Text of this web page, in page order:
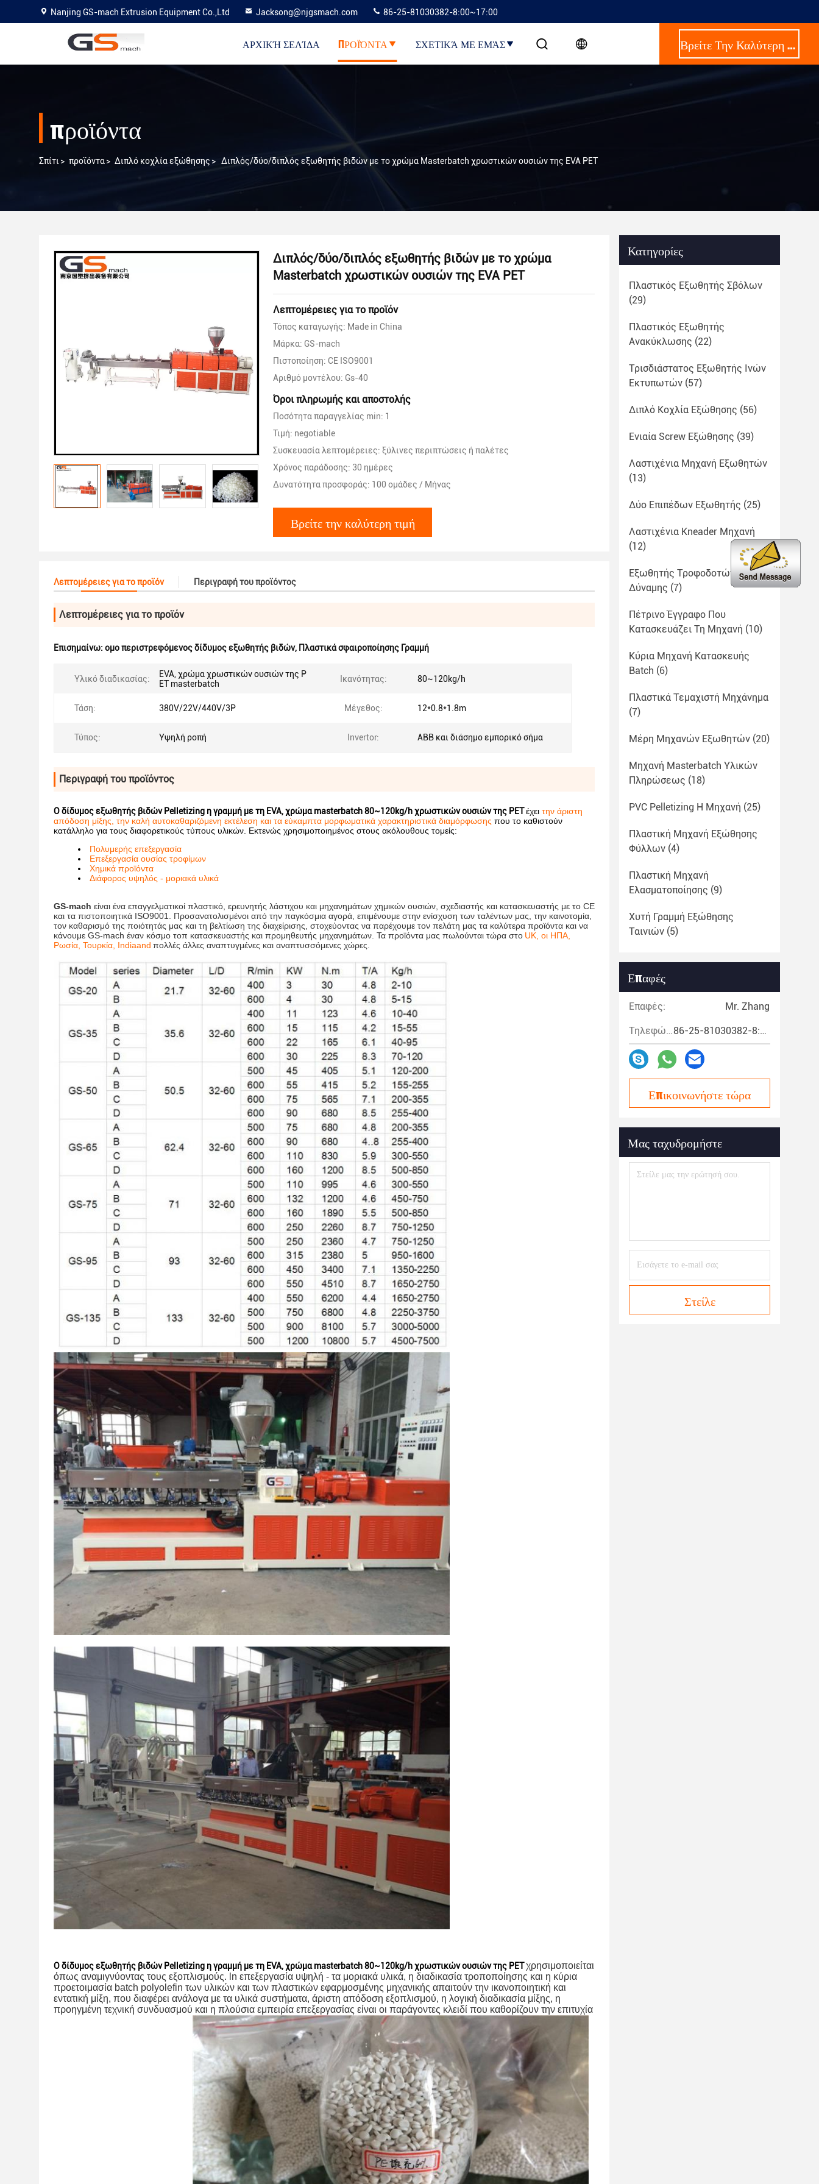
Nanjing GS-mach Extrusion Equipment Co.,Ltd Jacksong@njgsmach.com 86-25-81030382-8:00~17:00
ΑΡΧΙΚΉ ΣΕΛΊΔΑ ΠΡΟΪΌΝΤΑ ΣΧΕΤΙΚΆ ΜΕ ΕΜΆΣ Βρείτε Την Καλύτερη Τιμή
προϊόντα
Σπίτι > προϊόντα> Διπλό κοχλία εξώθησης > Διπλός/δύο/διπλός εξωθητής βιδών με το χρώμα Masterbatch χρωστικών ουσιών της EVA PET
Διπλός/δύο/διπλός εξωθητής βιδών με το χρώμα
Masterbatch χρωστικών ουσιών της EVA PET
Λεπτομέρειες για το προϊόν
Τόπος καταγωγής: Made in China
Μάρκα: GS-mach
Πιστοποίηση: CE ISO9001
Αριθμό μοντέλου: Gs-40
Όροι πληρωμής και αποστολής
Ποσότητα παραγγελίας min: 1
Τιμή: negotiable
Συσκευασία λεπτομέρειες: ξύλινες περιπτώσεις ή παλέτες
Χρόνος παράδοσης: 30 ημέρες
Δυνατότητα προσφοράς: 100 ομάδες / Μήνας
Βρείτε την καλύτερη τιμή
Λεπτομέρειες για το προϊόν Περιγραφή του προϊόντος
Λεπτομέρειες για το προϊόν
Επισημαίνω: ομο περιστρεφόμενος δίδυμος εξωθητής βιδών, Πλαστικά σφαιροποίησης Γραμμή
Υλικό διαδικασίας:
EVA, χρώμα χρωστικών ουσιών της P
ET masterbatch
Ικανότητας: 80~120kg/h
Τάση: 380V/22V/440V/3P Μέγεθος: 12*0.8*1.8m
Τύπος: Υψηλή ροπή Invertor: ABB και διάσημο εμπορικό σήμα
Περιγραφή του προϊόντος
Ο δίδυμος εξωθητής βιδών Pelletizing η γραμμή με τη EVA, χρώμα masterbatch 80~120kg/h χρωστικών ουσιών της PETέχει την άριστη
απόδοση μίξης, την καλή αυτοκαθαριζόμενη εκτέλεση και τα εύκαμπτα μορφωματικά χαρακτηριστικά διαμόρφωσης που το καθιστούν
κατάλληλο για τους διαφορετικούς τύπους υλικών. Εκτενώς χρησιμοποιημένος στους ακόλουθους τομείς:
Πολυμερής επεξεργασία
Επεξεργασία ουσίας τροφίμων
Χημικά προϊόντα
Διάφορος υψηλός - μοριακά υλικά
GS-mach είναι ένα επαγγελματικοί πλαστικό, ερευνητής λάστιχου και μηχανημάτων χημικών ουσιών, σχεδιαστής και κατασκευαστής με το CE
και τα πιστοποιητικά ISO9001. Προσανατολισμένοι από την παγκόσμια αγορά, επιμένουμε στην ενίσχυση των ταλέντων μας, την καινοτομία,
τον καθαρισμό της ποιότητάς μας και τη βελτίωση της διαχείρισης, στοχεύοντας να παρέχουμε τον πελάτη μας τα καλύτερα προϊόντα και να
κάνουμε GS-mach έναν κόσμο τοπ κατασκευαστής και προμηθευτής μηχανημάτων. Τα προϊόντα μας πωλούνται τώρα στο UK, οι ΗΠΑ,
Ρωσία, Τουρκία, Indiaand πολλές άλλες αναπτυγμένες και αναπτυσσόμενες χώρες.
Ο δίδυμος εξωθητής βιδών Pelletizing η γραμμή με τη EVA, χρώμα masterbatch 80~120kg/h χρωστικών ουσιών της PETχρησιμοποιείται
όπως αναμιγνύοντας τους εξοπλισμούς. ln επεξεργασία υψηλή - τα μοριακά υλικά, η διαδικασία τροποποίησης και η κύρια
προετοιμασία batch polyolefin των υλικών και των πλαστικών εφαρμοσμένης μηχανικής απαιτούν την ικανοποιητική και
εντατική μίξη, που διαφέρει ανάλογα με τα υλικά συστήματα, άριστη απόδοση εξοπλισμού, η λογική διαδικασία μίξης, η
προηγμένη τεχνική συνδυασμού και η πλούσια εμπειρία επεξεργασίας είναι οι παράγοντες κλειδί που καθορίζουν την επιτυχία
Κατηγορίες
Πλαστικός Εξωθητής Σβόλων
(29)
Πλαστικός Εξωθητής
Ανακύκλωσης (22)
Τρισδιάστατος Εξωθητής Ινών
Εκτυπωτών (57)
Διπλό Κοχλία Εξώθησης (56)
Ενιαία Screw Εξώθησης (39)
Λαστιχένια Μηχανή Εξωθητών
(13)
Δύο Επιπέδων Εξωθητής (25)
Λαστιχένια Kneader Μηχανή
(12)
Εξωθητής Τροφοδοτών
Δύναμης (7)
Πέτρινο Έγγραφο Που
Κατασκευάζει Τη Μηχανή (10)
Κύρια Μηχανή Κατασκευής
Batch (6)
Πλαστικά Τεμαχιστή Μηχάνημα
(7)
Μέρη Μηχανών Εξωθητών (20)
Μηχανή Masterbatch Υλικών
Πληρώσεως (18)
PVC Pelletizing Η Μηχανή (25)
Πλαστική Μηχανή Εξώθησης
Φύλλων (4)
Πλαστική Μηχανή
Ελασματοποίησης (9)
Χυτή Γραμμή Εξώθησης
Ταινιών (5)
Επαφές
Επαφές: Mr. Zhang
Τηλεφώνημα: 86-25-81030382-8:00~17:00
Επικοινωνήστε τώρα
Μας ταχυδρομήστε
Στείλε